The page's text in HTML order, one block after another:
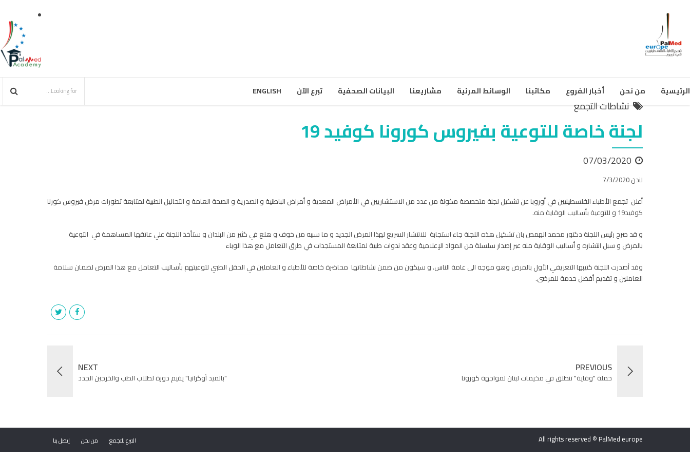
الرئيسية من نحن أخبار الفروع مكاتبنا الوسائط المرئية مشاريعنا البيانات الصحفية تبرع الآن ENGLISH
نشاطات التجمع
لجنة خاصة للتوعية بفيروس كورونا كوفيد 19
07/03/2020
لندن 7/3/2020
أعلن تجمع الأطباء الفلسطينيين في أوروبا عن تشكيل لجنة متخصصة مكونة من عدد من الاستشاريين في الأمراض المعدية و أمراض الباطنية و الصدرية و الصحة العامة و التحاليل الطبية لمتابعة تطورات مرض فيروس كورنا
كوفيد19 و للتوعية بأساليب الوقاية منه.
و قد صرح رئيس اللجنة دكتور محمد الهمص بان تشكيل هذه اللجنة جاء استجابة للانتشار السريع لهذا المرض الجديد و ما سببه من خوف و هلع في كثير من البلدان و ستأخذ اللجنة علي عاتقها المساهمة في التوعية
بالمرض و سبل انتشاره و أساليب الوقاية منه عبر إصدار سلسلة من المواد الإعلامية وعقد ندوات طبية لمتابعة المستجدات في طرق التعامل مع هذا الوباء
وقد أصدرت اللجنة كتيبها التعريفي الأول بالمرض وهو موجه الى عامة الناس. و سيكون من ضمن نشاطاتها محاضرة خاصة للأطباء و العاملين في الحقل الطبي لتوعيتهم بأساليب التعامل مع هذا المرض لضمان سلامة
العاملين و تقديم أفضل خدمة للمرضى.
PREVIOUS
حملة "وقاية" تنطلق في مخيمات لبنان لمواجهة كورونا
NEXT
"بالميد أوكرانيا" يقيم دورة لطلاب الطب والخرجين الجدد
All rights reserved © PalMed europe التبرع للتجمع من نحن إتصل بنا